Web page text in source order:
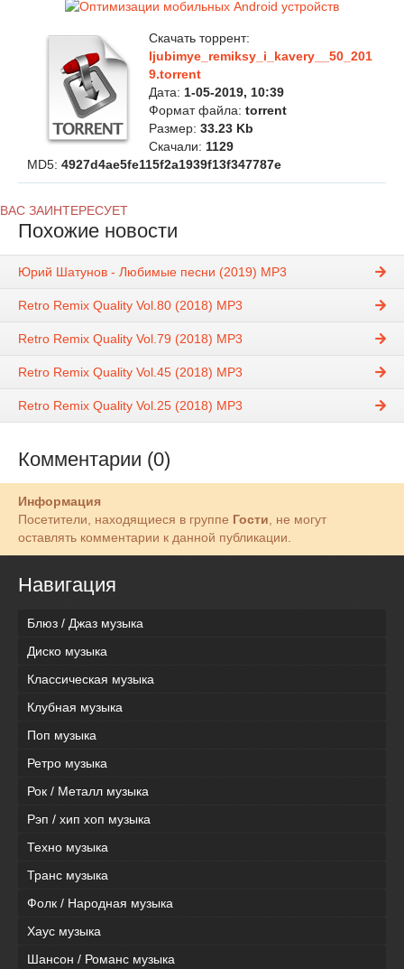
Скачать торрент:
ljubimye_remiksy_i_kavery__50_201
9.torrent
Дата: 1-05-2019, 10:39
Формат файла: torrent
Размер: 33.23 Kb
Скачали: 1129
MD5: 4927d4ae5fe115f2a1939f13f347787e
ВАС ЗАИНТЕРЕСУЕТ
Похожие новости
Юрий Шатунов - Любимые песни (2019) MP3
Retro Remix Quality Vol.80 (2018) MP3
Retro Remix Quality Vol.79 (2018) MP3
Retro Remix Quality Vol.45 (2018) MP3
Retro Remix Quality Vol.25 (2018) MP3
Комментарии (0)
Информация
Посетители, находящиеся в группе Гости, не могут
оставлять комментарии к данной публикации.
Навигация
Блюз / Джаз музыка
Диско музыка
Классическая музыка
Клубная музыка
Поп музыка
Ретро музыка
Рок / Металл музыка
Рэп / хип хоп музыка
Техно музыка
Транс музыка
Фолк / Народная музыка
Хаус музыка
Шансон / Романс музыка